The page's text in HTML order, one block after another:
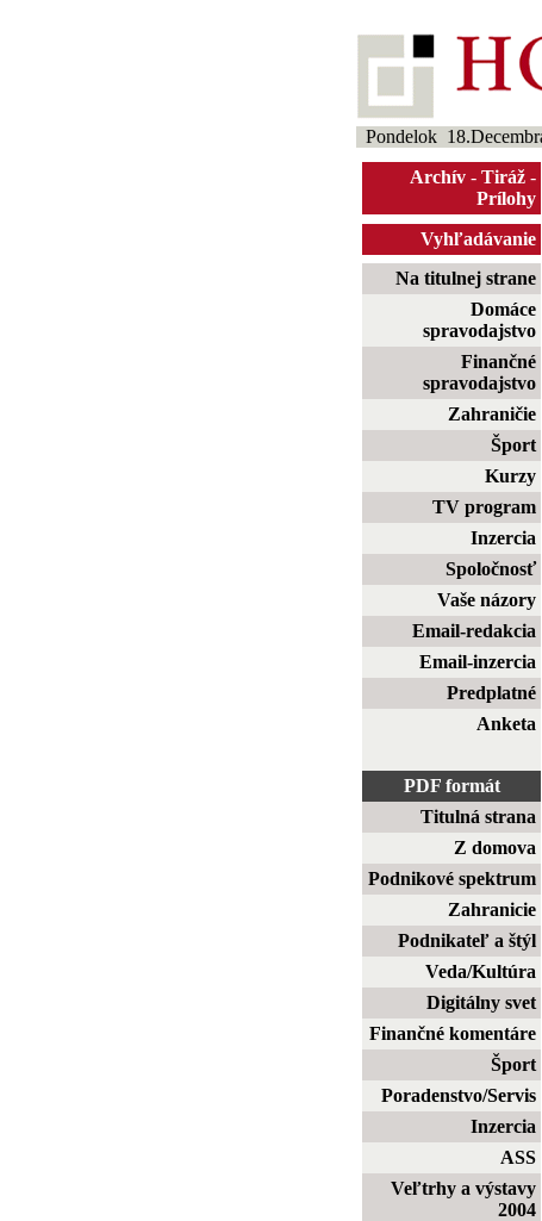
Pondelok
Archív - Tiráž -
Prílohy
Vyhľadávanie
Na titulnej strane
Domáce
spravodajstvo
Finančné
spravodajstvo
Zahraničie
Šport
Kurzy
TV program
Inzercia
Spoločnosť
Vaše názory
Email-redakcia
Email-inzercia
Predplatné
Anketa
PDF formát
Titulná strana
Z domova
Podnikové spektrum
Zahranicie
Podnikateľ a štýl
Veda/Kultúra
Digitálny svet
Finančné komentáre
Šport
Poradenstvo/Servis
Inzercia
ASS
Veľtrhy a výstavy
2004